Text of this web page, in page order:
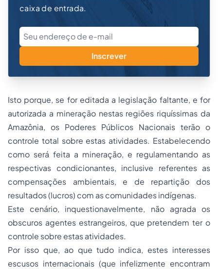
caixa de entrada.
Inscrever
Isto porque, se for editada a legislação faltante, e for
autorizada a mineração nestas regiões riquíssimas da
Amazônia, os Poderes Públicos Nacionais terão o
controle total sobre estas atividades. Estabelecendo
como será feita a mineração, e regulamentando as
respectivas condicionantes, inclusive referentes as
compensações ambientais, e de repartição dos
resultados (lucros) com as comunidades indígenas.
Este cenário, inquestionavelmente, não agrada os
obscuros agentes estrangeiros, que pretendem ter o
controle sobre estas atividades.
Por isso que, ao que tudo indica, estes interesses
escusos internacionais (que infelizmente encontram